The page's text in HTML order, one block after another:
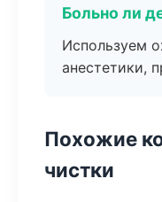
Больно ли
Используем
анестетики,
Похожие
чистки